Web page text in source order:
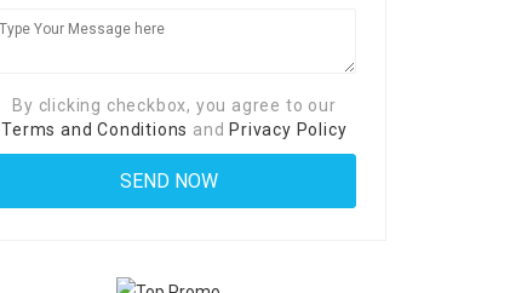
By clicking checkbox, you agree to our
Terms and Conditions and Privacy Policy